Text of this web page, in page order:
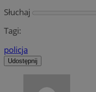
Słuchaj
Tagi:
policja
Udostępnij